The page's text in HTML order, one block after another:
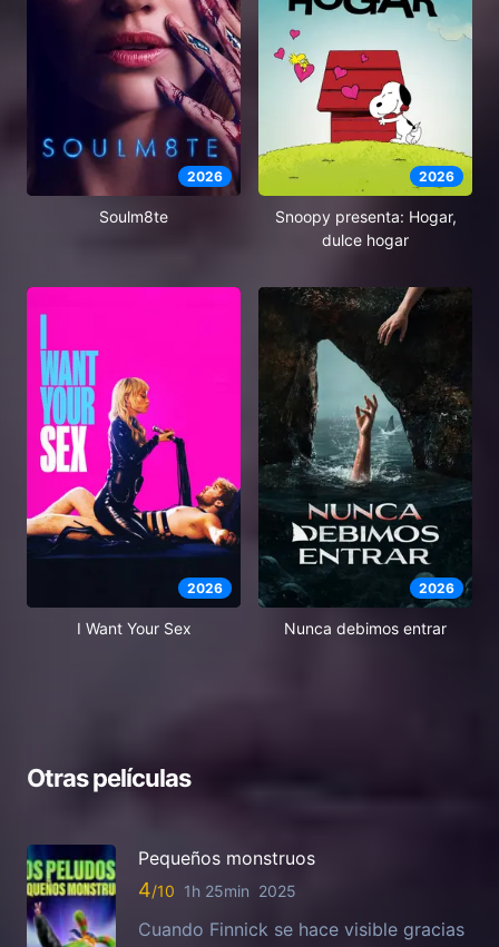
2026
Soulm8te
2026
Snoopy presenta: Hogar,
dulce hogar
2026
I Want Your Sex
2026
Nunca debimos entrar
Otras películas
Pequeños monstruos
4 1h 25min 2025
Cuando Finnick se hace visible gracias